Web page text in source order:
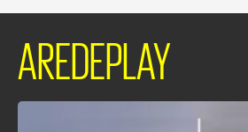
AREDEPLAY